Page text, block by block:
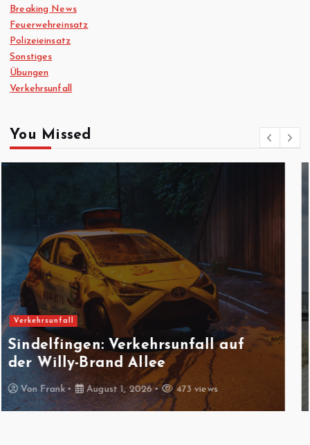
Breaking News
Feuerwehreinsatz
Polizeieinsatz
Sonstiges
Übungen
Verkehrsunfall
You Missed
Feuerwehreinsatz
Gäufelden-Nebringen:
Fräsmaschine brennt in
Produktionshalle
VonFrank August 1, 2026 442 views